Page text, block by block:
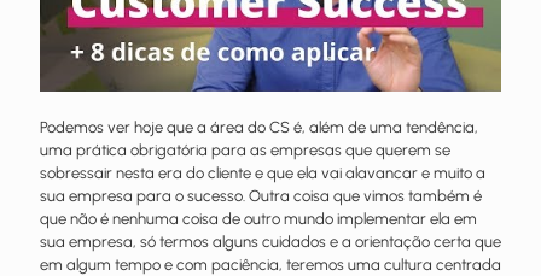
Podemos ver hoje que a área do CS é, além de uma tendência,
uma prática obrigatória para as empresas que querem se
sobressair nesta era do cliente e que ela vai alavancar e muito a
sua empresa para o sucesso. Outra coisa que vimos também é
que não é nenhuma coisa de outro mundo implementar ela em
sua empresa, só termos alguns cuidados e a orientação certa que
em algum tempo e com paciência, teremos uma cultura centrada